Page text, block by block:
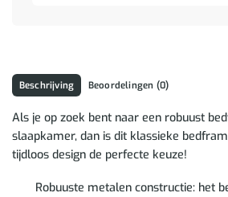
Beschrijving Beoordelingen (0)
Als je op zoek bent naar een robuust
slaapkamer, dan is dit klassieke
tijdloos design de perfecte keuze!
Robuuste metalen constructie: het